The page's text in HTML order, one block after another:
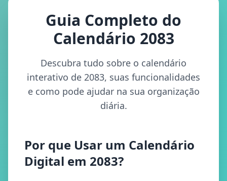
Guia Completo do
Calendário 2083
Descubra tudo sobre o calendário
interativo de 2083, suas funcionalidades
e como pode ajudar na sua organização
diária.
Por que Usar um Calendário
Digital em 2083?